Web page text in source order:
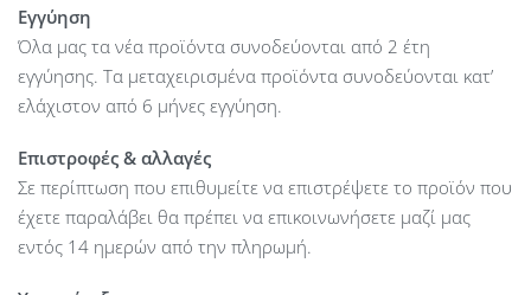
Εγγύηση
Όλα μας τα νέα προϊόντα συνοδεύονται από 2 έτη
εγγύησης. Τα μεταχειρισμένα προϊόντα συνοδεύονται κατ’
ελάχιστον από 6 μήνες εγγύηση.
Επιστροφές & αλλαγές
Σε περίπτωση που επιθυμείτε να επιστρέψετε το προϊόν που
έχετε παραλάβει θα πρέπει να επικοινωνήσετε μαζί μας
εντός 14 ημερών από την πληρωμή.